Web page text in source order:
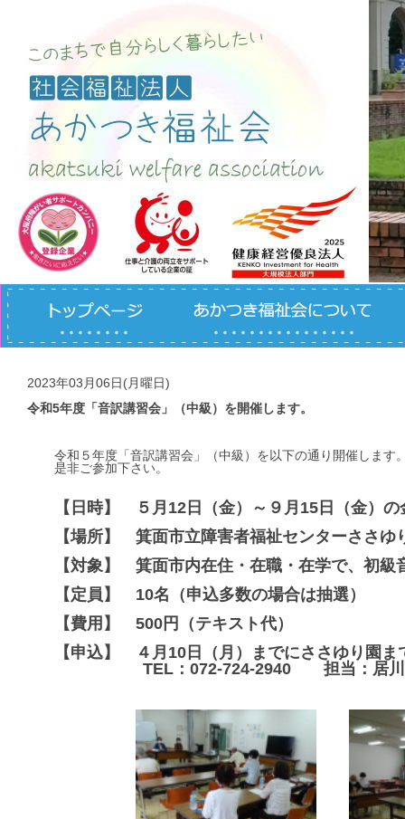
コンテンツへスキップ
2023年03月06日(月曜日)
令和5年度「音訳講習会」（中級）を開催します。
令和５年度「音訳講習会」（中級）を以下の通り開催します
是非ご参加下さい。
【日時】 ５月12日（金）～９月15日（金）
【場所】 箕面市立障害者福祉センターささゆ
【対象】 箕面市内在住・在職・在学で、初
【定員】 10名（申込多数の場合は抽選）
【費用】 500円（テキスト代）
【申込】 ４月10日（月）までにささゆり園ま
TEL：072-724-2940 担当：居川